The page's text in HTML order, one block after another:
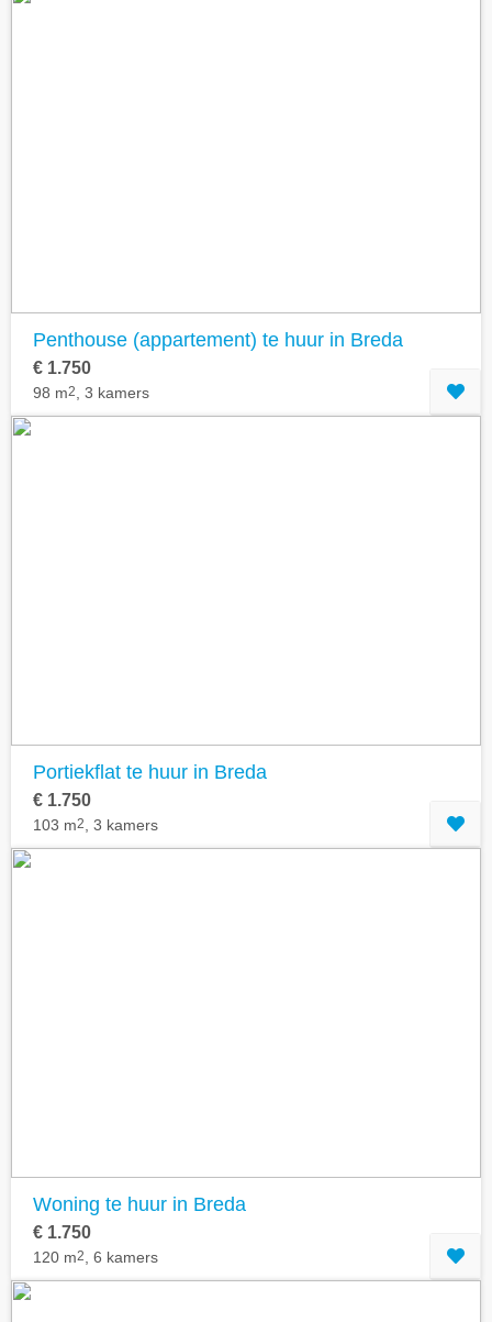
Penthouse (appartement) te huur in Breda
€ 1.750
98 m2 , 3 kamers
Portiekflat te huur in Breda
€ 1.750
103 m2 , 3 kamers
Woning te huur in Breda
€ 1.750
120 m2 , 6 kamers